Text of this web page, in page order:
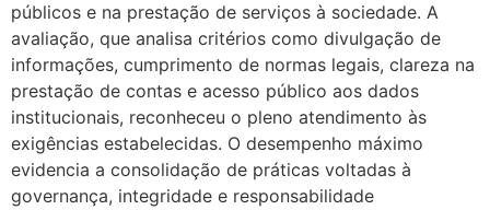
públicos e na prestação de serviços à sociedade. A
avaliação, que analisa critérios como divulgação de
informações, cumprimento de normas legais, clareza na
prestação de contas e acesso público aos dados
institucionais, reconheceu o pleno atendimento às
exigências estabelecidas. O desempenho máximo
evidencia a consolidação de práticas voltadas à
governança, integridade e responsabilidade